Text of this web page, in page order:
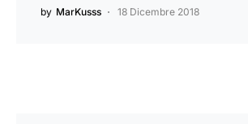
by MarKusss 18 Dicembre 2018